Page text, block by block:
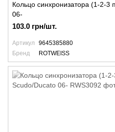
Кольцо синхронизатора (1-2-3
06-
103.0 грн/шт.
Артикул
9645385880
Бренд
ROTWEISS